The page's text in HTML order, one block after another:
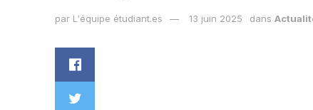
par L'équipe étudiant.es 13 juin 2025 dans